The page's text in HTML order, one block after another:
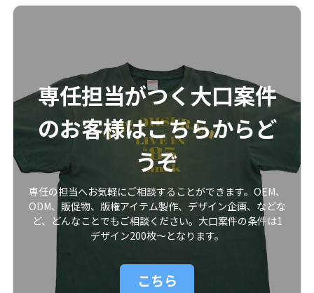
専任担当がつく大口案件
のお客様はこちらからど
うぞ
専任の担当へお気軽にご相談することができます。OEM、
ODM、販促物、版権アイテム製作、デザイン企画、などな
ど、どんなことでもご相談ください。大口案件の条件は1
デザイン200枚〜となります。
こちら